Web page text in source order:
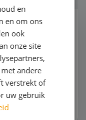
verhaal van
Of je nu
of
ontdek je
en
en om ons
ook
onze site
andere
verstrekt of
uw gebruik